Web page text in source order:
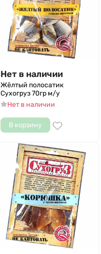
Нет в наличии
Жёлтый полосатик
Сухогруз 70гр м/у
Нет в наличии
В корзину